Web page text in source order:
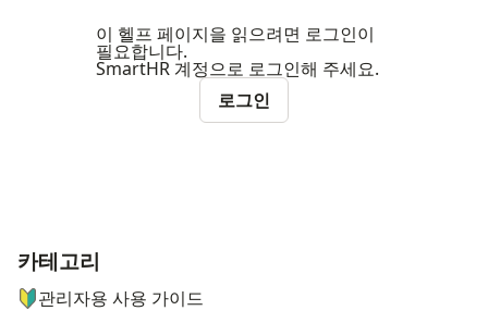
이 헬프 페이지을 읽으려면 로그인이
필요합니다.
SmartHR 계정으로 로그인해 주세요.
로그인
ナビゲーションメニュー
카테고리
관리자용 사용 가이드